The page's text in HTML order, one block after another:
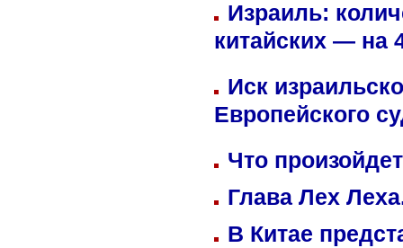
Израиль:
китайских — на
Иск
Европейского
Что
Глава Лех
В Китае